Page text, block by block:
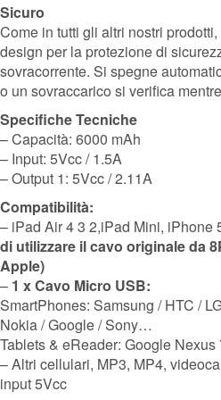
Sicuro
Come in tutti gli altri nostri
design per la protezione di
sovracorrente. Si spegne
o un sovraccarico si verifica
Specifiche Tecniche
– Capacità: 6000 mAh
– Input: 5Vcc / 1.5A
– Output 1: 5Vcc / 2.11A
Compatibilità:
– iPad Air 4 3 2,iPad Mini, iPhone
di utilizzare il cavo originale da
Apple)
– 1 x Cavo Micro USB:
SmartPhones: Samsung / HTC /
Nokia / Google / Sony…
Tablets & eReader: Google Nexus
– Altri cellulari, MP3, MP4,
input 5Vcc